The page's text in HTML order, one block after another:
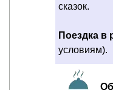
сказок.
Поездка в
условиям).